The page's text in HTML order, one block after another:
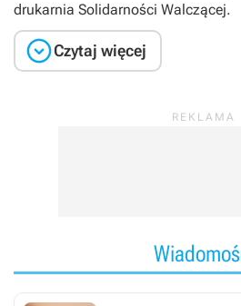
drukarnia Solidarności Walczącej.
Czytaj więcej